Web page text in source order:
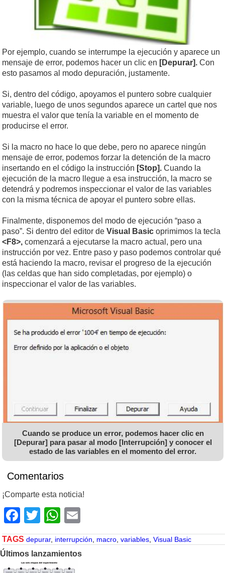
Por ejemplo, cuando se interrumpe la ejecución y aparece un
mensaje de error, podemos hacer un clic en [Depurar]. Con
esto pasamos al modo depuración, justamente.
Si, dentro del código, apoyamos el puntero sobre cualquier
variable, luego de unos segundos aparece un cartel que nos
muestra el valor que tenía la variable en el momento de
producirse el error.
Si la macro no hace lo que debe, pero no aparece ningún
mensaje de error, podemos forzar la detención de la macro
insertando en el código la instrucción [Stop]. Cuando la
ejecución de la macro llegue a esa instrucción, la macro se
detendrá y podremos inspeccionar el valor de las variables
con la misma técnica de apoyar el puntero sobre ellas.
Finalmente, disponemos del modo de ejecución “paso a
paso”. Si dentro del editor de Visual Basic oprimimos la tecla
<F8>, comenzará a ejecutarse la macro actual, pero una
instrucción por vez. Entre paso y paso podemos controlar qué
está haciendo la macro, revisar el progreso de la ejecución
(las celdas que han sido completadas, por ejemplo) o
inspeccionar el valor de las variables.
Cuando se produce un error, podemos hacer clic en
[Depurar] para pasar al modo [Interrupción] y conocer el
estado de las variables en el momento del error.
Comentarios
¡Comparte esta noticia!
Facebook
TwitterWhatsApp
TAGS depurar, interrupción, macro, variables, Visual Basic
Últimos lanzamientos